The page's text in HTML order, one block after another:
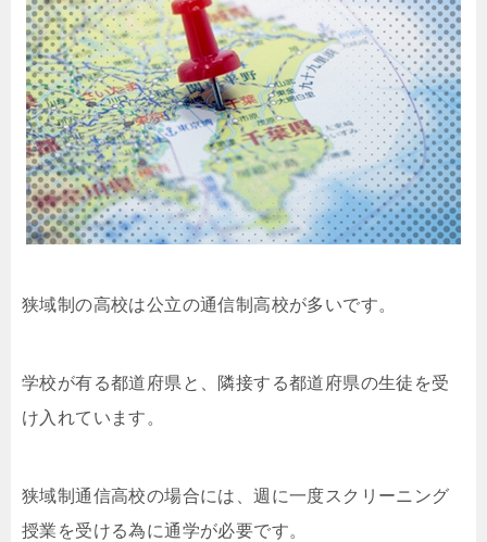
狭域制の高校は公立の通信制高校が多いです。
学校が有る都道府県と、隣接する都道府県の生徒を受
け入れています。
狭域制通信高校の場合には、週に一度スクリーニング
授業を受ける為に通学が必要です。